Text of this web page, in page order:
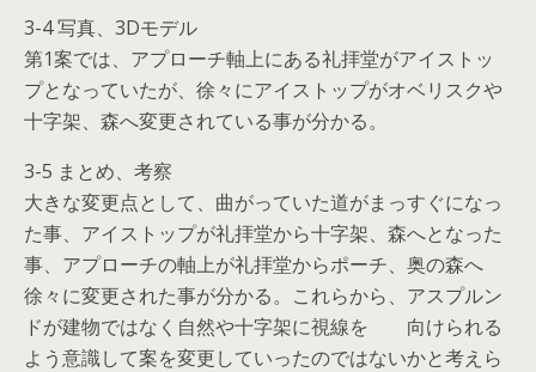
3-4 写真、3Dモデル
第1案では、アプローチ軸上にある礼拝堂がアイストッ
プとなっていたが、徐々にアイストップがオベリスクや
十字架、森へ変更されている事が分かる。
3-5 まとめ、考察
大きな変更点として、曲がっていた道がまっすぐになっ
た事、アイストップが礼拝堂から十字架、森へとなった
事、アプローチの軸上が礼拝堂からポーチ、奥の森へ
徐々に変更された事が分かる。これらから、アスプルン
ドが建物ではなく自然や十字架に視線を 向けられる
よう意識して案を変更していったのではないかと考えら